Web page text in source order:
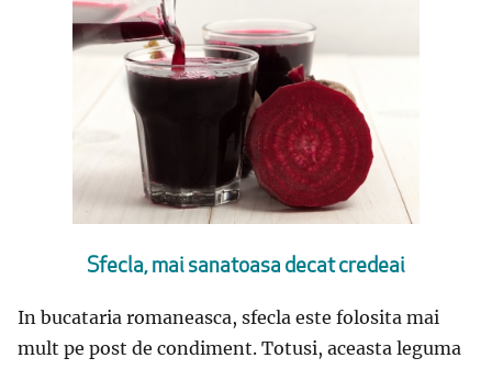
Sfecla, mai sanatoasa decat credeai
In bucataria romaneasca, sfecla este folosita mai
mult pe post de condiment. Totusi, aceasta leguma